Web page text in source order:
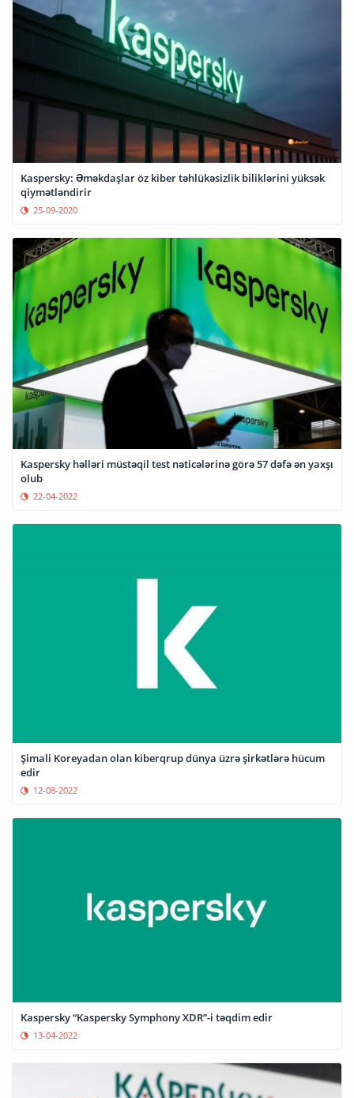
Kaspersky: Əməkdaşlar öz kiber təhlükəsizlik biliklərini yüksək
qiymətləndirir
25-09-2020
Kaspersky həlləri müstəqil test nəticələrinə görə 57 dəfə ən yaxşı
olub
22-04-2022
Şimali Koreyadan olan kiberqrup dünya üzrə şirkətlərə hücum
edir
12-08-2022
Kaspersky “Kaspersky Symphony XDR”-i təqdim edir
13-04-2022